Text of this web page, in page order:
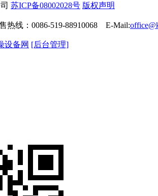
苏ICP备08002028号 版权声明
热线：0086-519-88910068 E-Mail:
设备网 [后台管理]